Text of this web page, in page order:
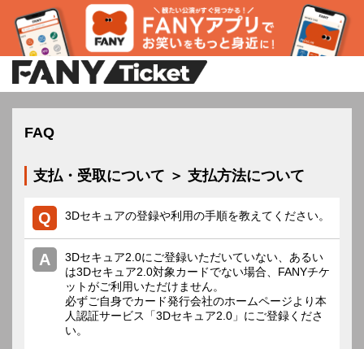
FAQ
支払・受取について ＞ 支払方法について
3Dセキュアの登録や利用の手順を教えてください。
3Dセキュア2.0にご登録いただいていない、あるい
は3Dセキュア2.0対象カードでない場合、FANYチケ
ットがご利用いただけません。
必ずご自身でカード発行会社のホームページより本
人認証サービス「3Dセキュア2.0」にご登録くださ
い。